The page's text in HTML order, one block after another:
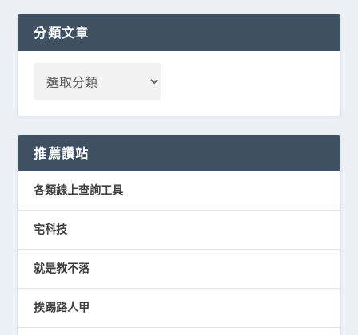
分類文章
推薦讚站
各類線上查詢工具
宅科技
就是教不落
挨踢路人甲